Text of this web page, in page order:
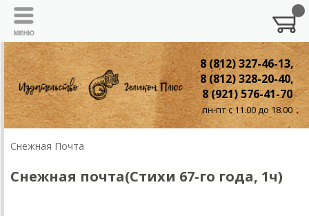
8 (812) 327-46-13,
8 (812) 328-20-40,
8 (921) 576-41-70
пн-пт с 11.00 до 18.00
Снежная Почта
Cнежная почта(Стихи 67-го года, 1ч)